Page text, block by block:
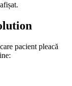
pacient pleacă